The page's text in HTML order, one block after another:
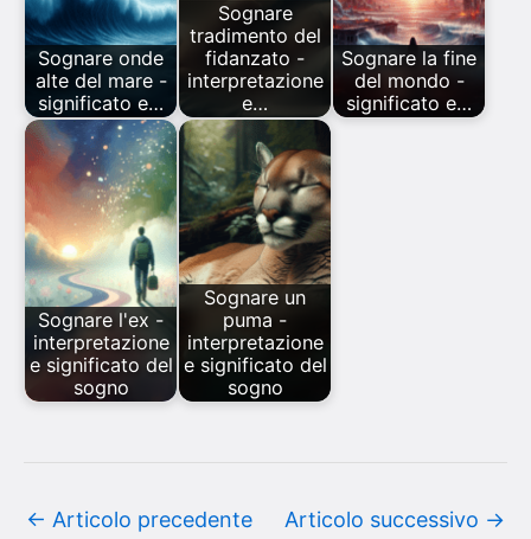
Sognare onde
alte del mare -
significato e…
Sognare
tradimento del
fidanzato -
interpretazione
e…
Sognare la fine
del mondo -
significato e…
Sognare l'ex -
interpretazione
e significato del
sogno
Sognare un
puma -
interpretazione
e significato del
sogno
← Articolo precedente Articolo successivo →